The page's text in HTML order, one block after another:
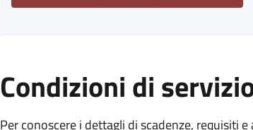
Condizioni di
Per conoscere i dettagli di scadenze, requisiti